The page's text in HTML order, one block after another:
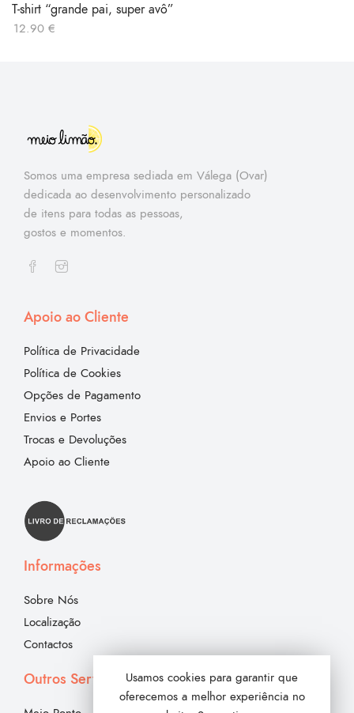
T-shirt “grande pai, super avô”
12.90 €
Somos uma empresa sediada em Válega (Ovar)
dedicada ao desenvolvimento personalizado
de itens para todas as pessoas,
gostos e momentos.
Apoio ao Cliente
Política de Privacidade
Política de Cookies
Opções de Pagamento
Envios e Portes
Trocas e Devoluções
Apoio ao Cliente
Informações
Sobre Nós
Localização
Contactos
Outros Serviços
Usamos cookies para garantir que
oferecemos a melhor experiência no